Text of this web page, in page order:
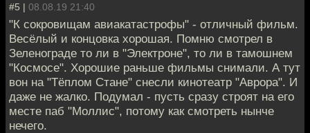
#5 | 08.08.19 21:40
"К сокровищам авиакатастрофы" - отличный фильм.
Весёлый и концовка хорошая. Помню смотрел в
Зеленограде то ли в "Электроне", то ли в тамошнем
"Космосе". Хорошие раньше фильмы снимали. А тут
вон на "Тёплом Стане" снесли кинотеатр "Аврора". И
даже не жалко. Подумал - пусть сразу строят на его
месте паб "Моллис", потому как смотреть нынче
нечего.